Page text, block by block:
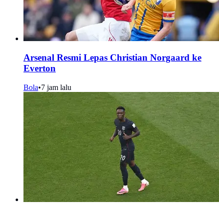
Arsenal Resmi Lepas Christian Norgaard ke
Everton
Bola•7 jam lalu